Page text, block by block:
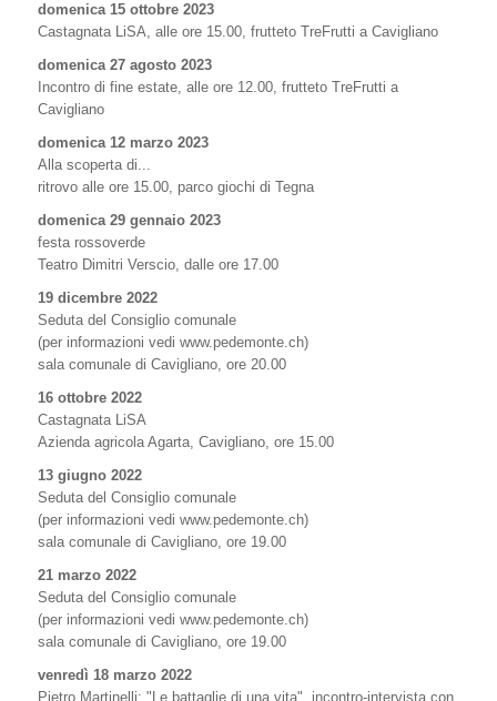
domenica 15 ottobre 2023
Castagnata LiSA, alle ore 15.00, frutteto TreFrutti a Cavigliano
domenica 27 agosto 2023
Incontro di fine estate, alle ore 12.00, frutteto TreFrutti a
Cavigliano
domenica 12 marzo 2023
Alla scoperta di...
ritrovo alle ore 15.00, parco giochi di Tegna
domenica 29 gennaio 2023
festa rossoverde
Teatro Dimitri Verscio, dalle ore 17.00
19 dicembre 2022
Seduta del Consiglio comunale
(per informazioni vedi www.pedemonte.ch)
sala comunale di Cavigliano, ore 20.00
16 ottobre 2022
Castagnata LiSA
Azienda agricola Agarta, Cavigliano, ore 15.00
13 giugno 2022
Seduta del Consiglio comunale
(per informazioni vedi www.pedemonte.ch)
sala comunale di Cavigliano, ore 19.00
21 marzo 2022
Seduta del Consiglio comunale
(per informazioni vedi www.pedemonte.ch)
sala comunale di Cavigliano, ore 19.00
venredì 18 marzo 2022
Pietro Martinelli: "Le battaglie di una vita", incontro-intervista con